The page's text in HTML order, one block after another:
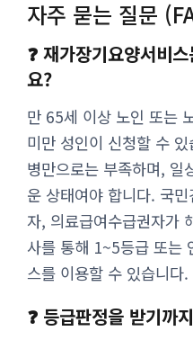
자주 묻는 질문
❓ 재가장기요양서비
요?
만 65세 이상 노인 또는
미만 성인이 신청할 수
병만으로는 부족하며, 일
운 상태여야 합니다. 국
자, 의료급여수급권자가
사를 통해 1~5등급 또는
스를 이용할 수 있습니다.
❓ 등급판정을 받기까